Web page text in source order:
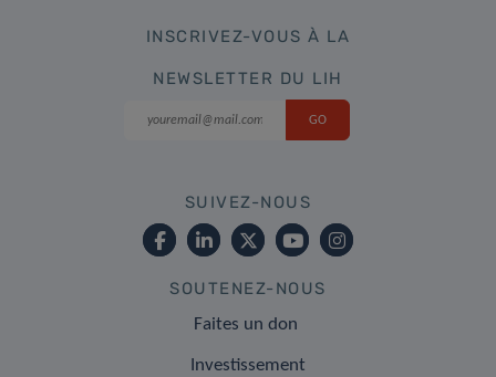
INSCRIVEZ-VOUS À LA
NEWSLETTER DU LIH
SUIVEZ-NOUS
SOUTENEZ-NOUS
Faites un don
Investissement